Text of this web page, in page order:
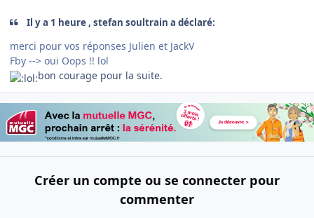
Il y a 1 heure , stefan soultrain a déclaré:
merci pour vos réponses Julien et JackV
Fby --> oui Oops !! lol
bon courage pour la suite.
Créer un compte ou se connecter pour
commenter